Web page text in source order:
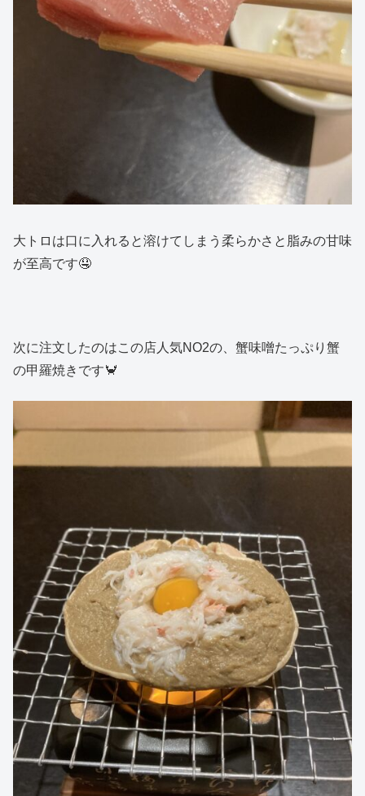
大トロは口に入れると溶けてしまう柔らかさと脂みの甘味
が至高です🤤
次に注文したのはこの店人気NO2の、蟹味噌たっぷり蟹
の甲羅焼きです🦀